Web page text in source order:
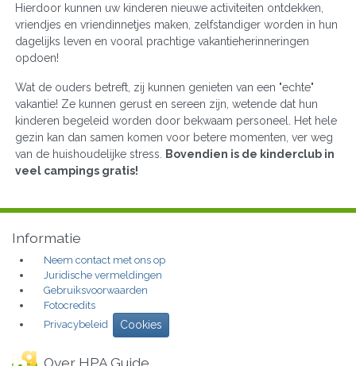
Hierdoor kunnen uw kinderen nieuwe activiteiten ontdekken,
vriendjes en vriendinnetjes maken, zelfstandiger worden in hun
dagelijks leven en vooral prachtige vakantieherinneringen
opdoen!
Wat de ouders betreft, zij kunnen genieten van een "echte"
vakantie! Ze kunnen gerust en sereen zijn, wetende dat hun
kinderen begeleid worden door bekwaam personeel. Het hele
gezin kan dan samen komen voor betere momenten, ver weg
van de huishoudelijke stress.
Bovendien is de kinderclub in
veel campings gratis!
Informatie
Neem contact met ons op
Juridische vermeldingen
Gebruiksvoorwaarden
Fotocredits
Privacybeleid
Cookies